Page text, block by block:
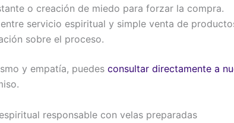
o creación de miedo para forzar la compra.
servicio espiritual y simple venta de
sobre el proceso.
y empatía, puedes consultar directamente a
responsable con velas preparadas